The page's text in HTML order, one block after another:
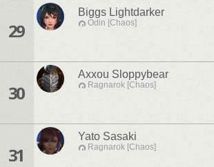
29
Biggs Lightdarker
Odin [Chaos]
30
Axxou Sloppybear
Ragnarok [Chaos]
31
Yato Sasaki
Ragnarok [Chaos]